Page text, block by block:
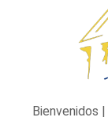
Bienvenidos |